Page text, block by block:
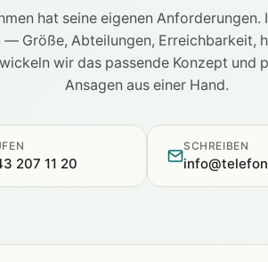
hat seine eigenen Anforderungen.
— Größe, Abteilungen, Erreichbarkeit,
wir das passende Konzept und
Ansagen aus einer Hand.
207 11 20
SCHREIBEN